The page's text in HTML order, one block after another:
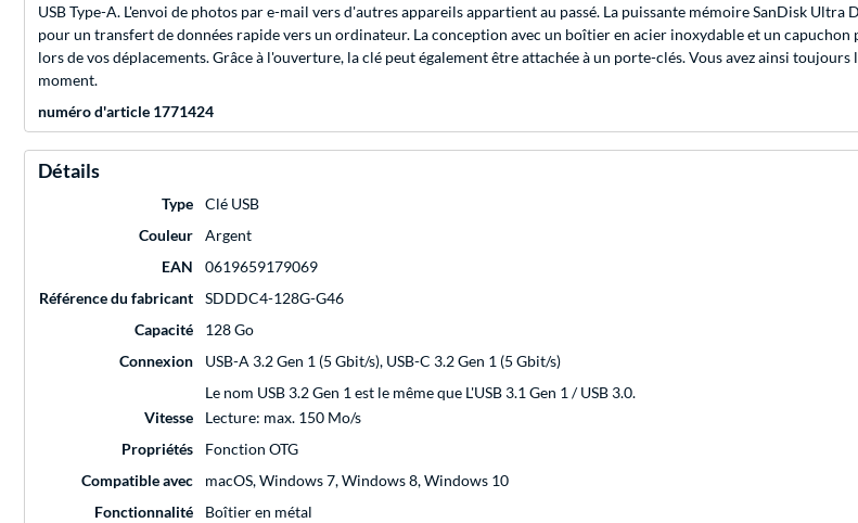
USB Type-A. L'envoi de photos par e-mail vers d'autres appareils appartient au passé. La puissante mémoire SanDisk
pour un transfert de données rapide vers un ordinateur. La conception avec un boîtier en acier inoxydable et un
lors de vos déplacements. Grâce à l'ouverture, la clé peut également être attachée à un porte-clés. Vous avez ainsi
moment.
numéro d'article 1771424
Détails
Type
Clé USB
Couleur
Argent
EAN
0619659179069
Référence du fabricant
SDDDC4-128G-G46
Capacité
128 Go
Connexion
USB-A 3.2 Gen 1 (5 Gbit/s), USB-C 3.2 Gen 1 (5 Gbit/s)
Le nom USB 3.2 Gen 1 est le même que L'USB 3.1 Gen 1 / USB 3.0.
Vitesse
Lecture: max. 150 Mo/s
Propriétés
Fonction OTG
Compatible avec
macOS, Windows 7, Windows 8, Windows 10
Fonctionnalité
Boîtier en métal